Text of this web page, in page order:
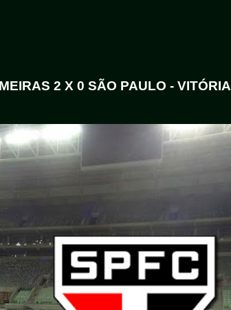
2 X 0 SÃO PAULO - VITÓRIA